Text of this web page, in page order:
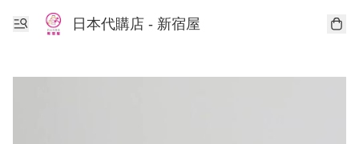
日本代購店 - 新宿屋